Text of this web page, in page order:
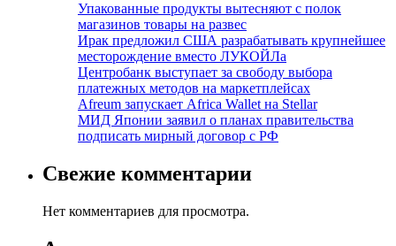
Упакованные продукты вытесняют с полок
магазинов товары на развес
Ирак предложил США разрабатывать крупнейшее
месторождение вместо ЛУКОЙЛа
Центробанк выступает за свободу выбора
платежных методов на маркетплейсах
Afreum запускает Africa Wallet на Stellar
МИД Японии заявил о планах правительства
подписать мирный договор с РФ
Свежие комментарии
Нет комментариев для просмотра.